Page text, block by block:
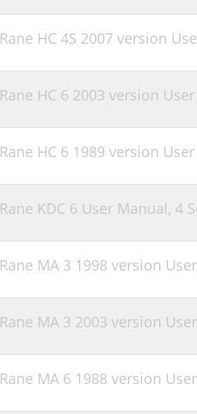
Rane HC 4S 2007 version
Rane HC 6 2003 version
Rane HC 6 1989 version
Rane KDC 6 User Manual, 4
Rane MA 3 1998 version
Rane MA 3 2003 version
Rane MA 6 1988 version